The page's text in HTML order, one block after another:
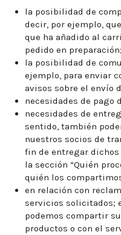
la posibilidad de
decir, por ejemplo,
que ha añadido al
pedido en preparación;
la posibilidad de
ejemplo, para enviar
avisos sobre el envío
necesidades de pago
necesidades de
sentido, también
nuestros socios de
fin de entregar dichos
la sección “Quién
quién los
en relación con
servicios solicitados;
podemos compartir
productos o con el